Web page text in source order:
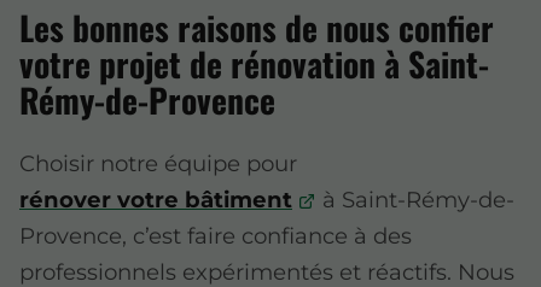
Les bonnes raisons de nous confier
votre projet de rénovation à Saint-
Rémy-de-Provence
Choisir notre équipe pour
rénover votre bâtiment
à Saint-Rémy-de-
Provence, c’est faire confiance à des
professionnels expérimentés et réactifs. Nous